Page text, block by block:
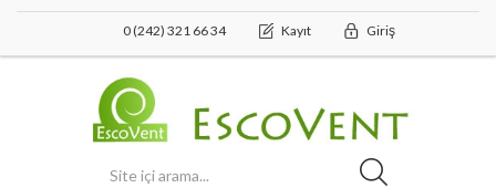
0 (242) 321 66 34 Kayıt Giriş